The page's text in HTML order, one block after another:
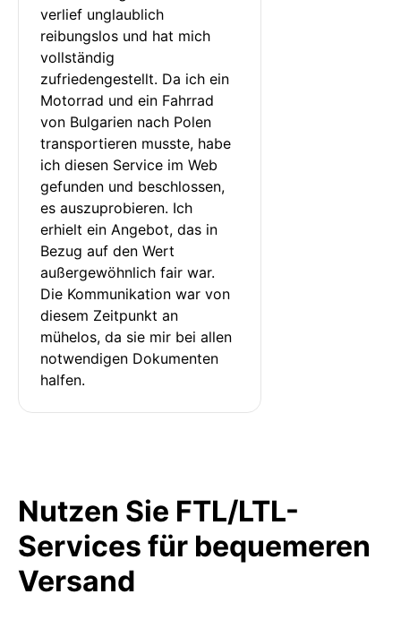
verlief unglaublich
reibungslos und hat mich
vollständig
zufriedengestellt. Da ich ein
Motorrad und ein Fahrrad
von Bulgarien nach Polen
transportieren musste, habe
ich diesen Service im Web
gefunden und beschlossen,
es auszuprobieren. Ich
erhielt ein Angebot, das in
Bezug auf den Wert
außergewöhnlich fair war.
Die Kommunikation war von
diesem Zeitpunkt an
mühelos, da sie mir bei allen
notwendigen Dokumenten
halfen.
Nutzen Sie FTL/LTL-
Services für bequemeren
Versand